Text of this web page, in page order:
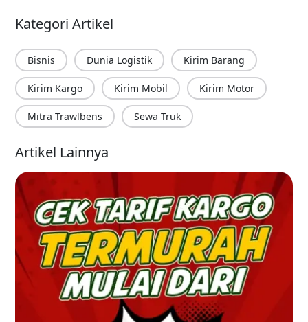
Kategori Artikel
Bisnis Dunia Logistik Kirim Barang
Kirim Kargo Kirim Mobil Kirim Motor
Mitra Trawlbens Sewa Truk
Artikel Lainnya